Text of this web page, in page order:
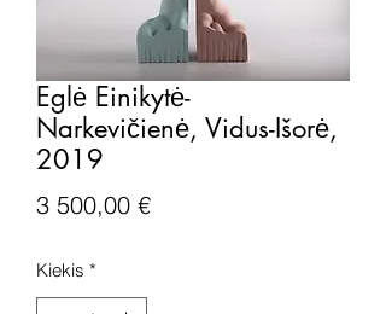
Eglė Einikytė-
Narkevičienė, Vidus-Išorė,
2019
3 500,00 €Price
Kiekis *